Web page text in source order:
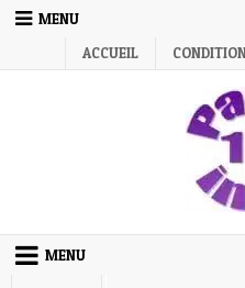
Skip
MENU
ACCUEIL
MENU